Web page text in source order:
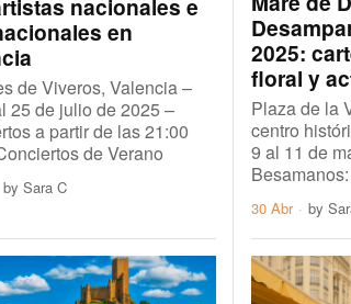
nacionales e
en
de Viveros, Valencia –
25 de julio de 2025 –
a partir de las 21:00
de Verano
by Sara C
2025:
floral y
Plaza de la
centro
9 al 11 de
30 Abr by